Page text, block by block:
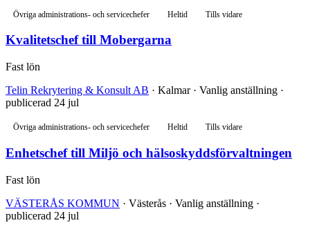
Övriga administrations- och servicechefer Heltid Tills vidare
Kvalitetschef till Mobergarna
Fast lön
Telin Rekrytering & Konsult AB · Kalmar · Vanlig anställning ·
publicerad 24 jul
Övriga administrations- och servicechefer Heltid Tills vidare
Enhetschef till Miljö och hälsoskyddsförvaltningen
Fast lön
VÄSTERÅS KOMMUN · Västerås · Vanlig anställning ·
publicerad 24 jul